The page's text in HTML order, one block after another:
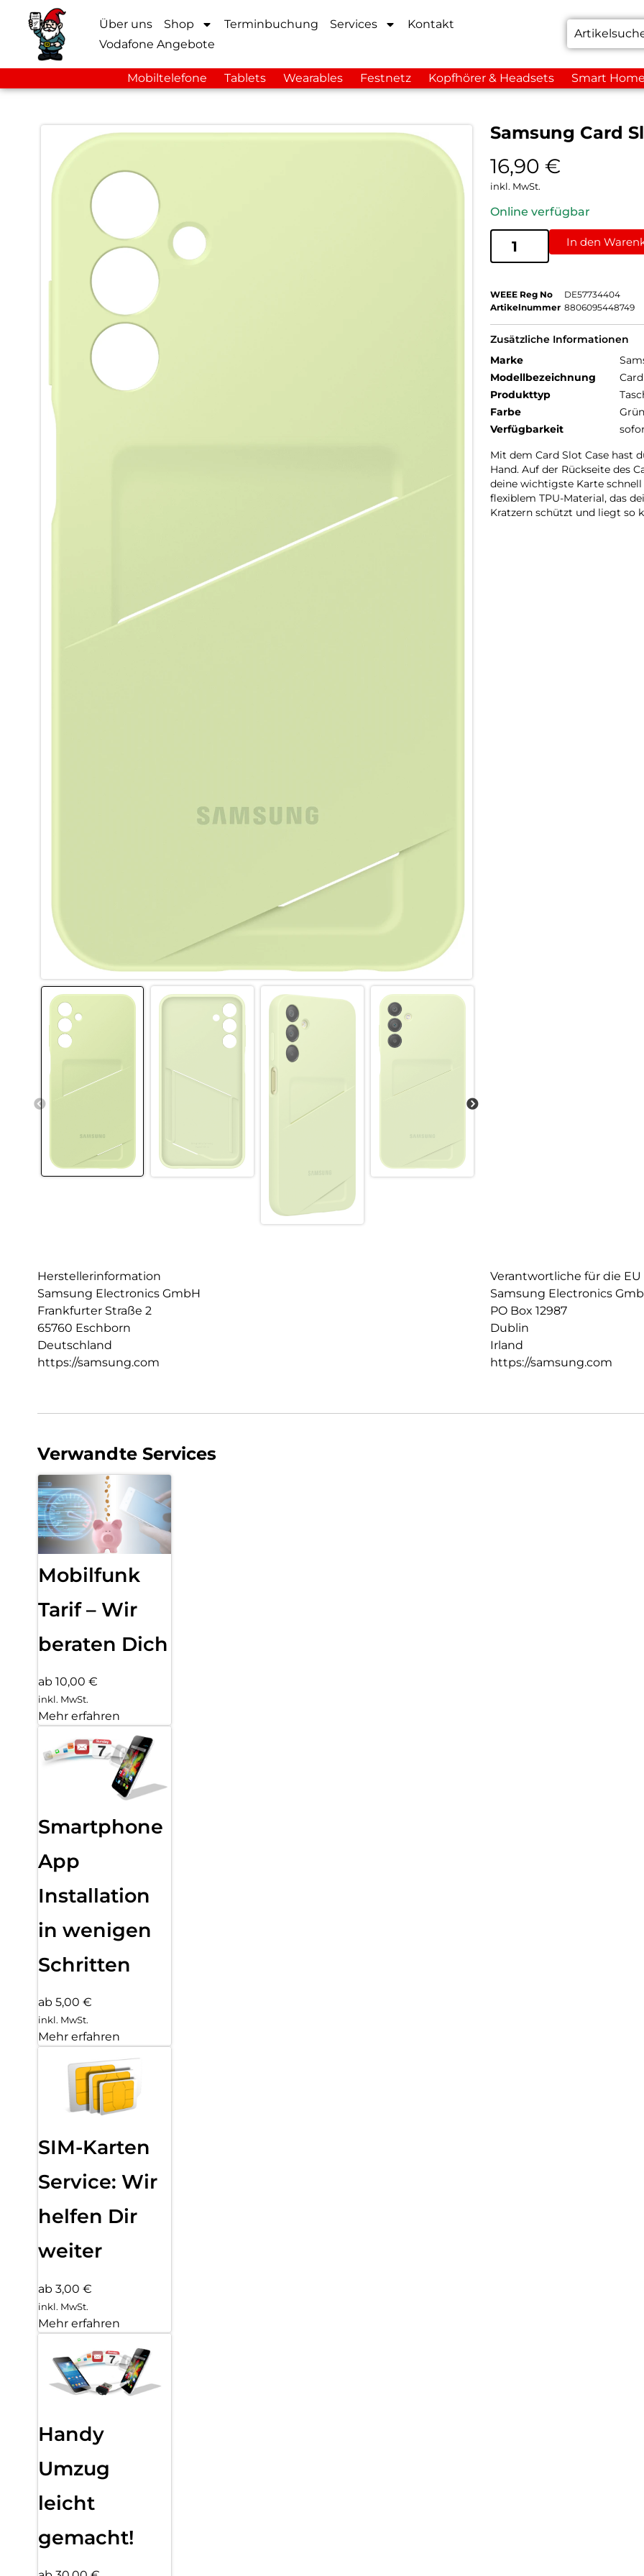
Über uns Shop Terminbuchung Services
Kontakt
Vodafone Angebote
Mobiltelefone Tablets Wearables Festnetz Kopfhörer & Headsets Smart
Samsung Card
16,90 €
inkl. MwSt.
Online verfügbar
In den
WEEE Reg No
DE57734404
Artikelnummer 8806095448749
Zusätzliche Informationen
Marke
Modellbezeichnung
Produkttyp
Farbe
Grün
Verfügbarkeit
Mit dem Card Slot Case hast
Hand. Auf der Rückseite des
deine wichtigste Karte
flexiblem TPU-Material, das
Kratzern schützt und liegt so
Herstellerinformation
Samsung Electronics GmbH
Frankfurter Straße 2
65760 Eschborn
Deutschland
https://samsung.com
Verantwortliche für die EU
Samsung Electronics
PO Box 12987
Dublin
Irland
https://samsung.com
Verwandte Services
Mobilfunk
Tarif – Wir
beraten Dich
ab 10,00 €
inkl. MwSt.
Mehr erfahren
Smartphone
App
Installation
in wenigen
Schritten
ab 5,00 €
inkl. MwSt.
Mehr erfahren
SIM-Karten
Service: Wir
helfen Dir
weiter
ab 3,00 €
inkl. MwSt.
Mehr erfahren
Handy
Umzug
leicht
gemacht!